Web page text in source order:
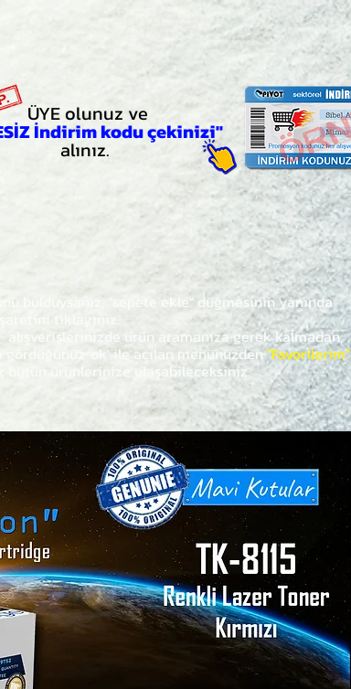
ÜYE olunuz ve
İndirim kodu çekinizi"
alınız.
bulduysanız, "sepete ekle" düğmesinin yanında
tıklayınız.
alışverişlerinizde ürün aramanıza gerek kalmadan,
gördüğünüz 'ok' ile açılan menünüzden"Favorilerim"
bütün ürünlerinize ulaşabileceksiniz.